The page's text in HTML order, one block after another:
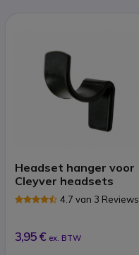
Headset hanger voor
Cleyver headsets
4.7 van 3 Reviews
3,95 € ex. BTW